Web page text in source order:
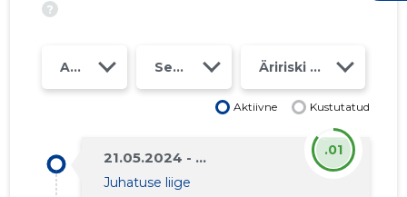
?
Aasta Seosed Äririski klass
Aktiivne Kustutatud
21.05.2024 - ...
Juhatuse liige
.01